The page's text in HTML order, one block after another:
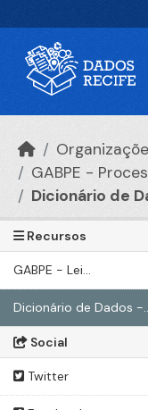
GABPE -
Dicionário de
Recursos
GABPE - Lei...
Dicionário de Dados -
Social
Twitter